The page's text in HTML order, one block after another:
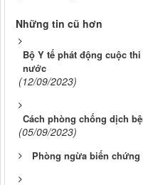
Những tin cũ hơn
Bộ Y tế phát động cuộc
nước
(12/09/2023)
Cách phòng chống dịch
(05/09/2023)
Phòng ngừa biến chứng